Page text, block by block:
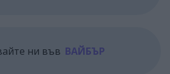
ни във ВАЙБЪР